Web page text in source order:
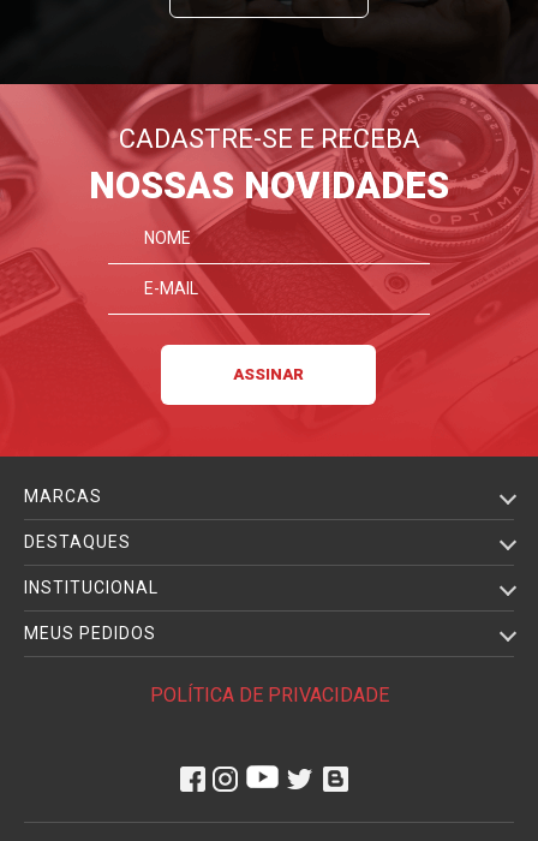
CADASTRE-SE E RECEBA
NOSSAS NOVIDADES
MARCAS
DESTAQUES
INSTITUCIONAL
MEUS PEDIDOS
POLÍTICA DE PRIVACIDADE